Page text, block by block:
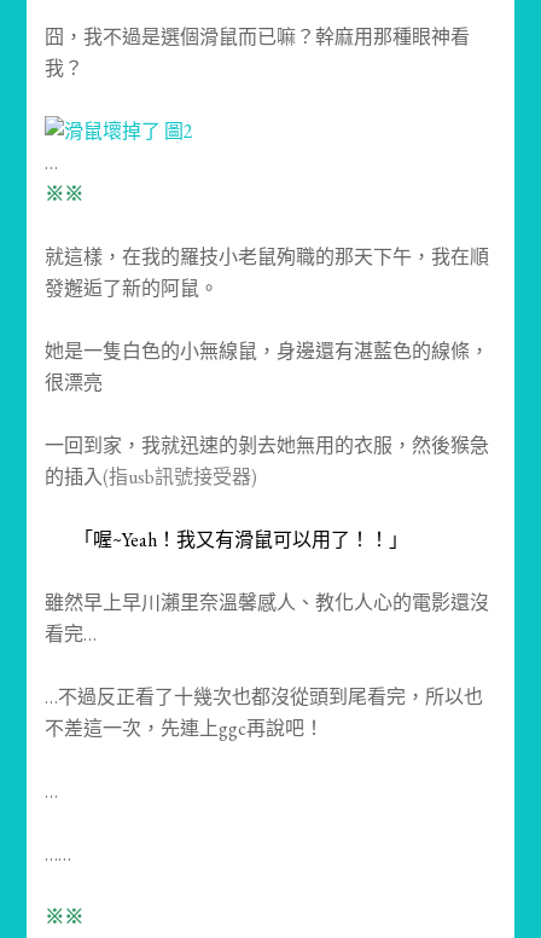
囧，我不過是選個滑鼠而已嘛？幹麻用那種眼神看
我？
…
※※
就這樣，在我的羅技小老鼠殉職的那天下午，我在順
發邂逅了新的阿鼠。
她是一隻白色的小無線鼠，身邊還有湛藍色的線條，
很漂亮
一回到家，我就迅速的剝去她無用的衣服，然後猴急
的插入(指usb訊號接受器)
「喔~Yeah！我又有滑鼠可以用了！！」
雖然早上早川瀨里奈溫馨感人、教化人心的電影還沒
看完…
…不過反正看了十幾次也都沒從頭到尾看完，所以也
不差這一次，先連上ggc再說吧！
…
……
※※